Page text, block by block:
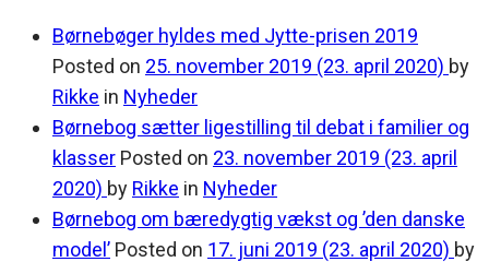
Børnebøger hyldes med Jytte-prisen 2019
Posted on 25. november 2019 (23. april 2020) by
Rikke in Nyheder
Børnebog sætter ligestilling til debat i familier og
klasser Posted on 23. november 2019 (23. april
2020) by Rikke in Nyheder
Børnebog om bæredygtig vækst og ’den danske
model’ Posted on 17. juni 2019 (23. april 2020) by